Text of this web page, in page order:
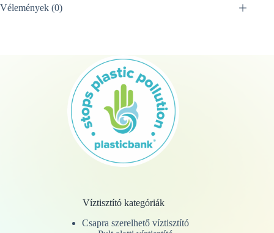
Vélemények (0)
Víztisztító kategóriák
Csapra szerelhető víztisztító